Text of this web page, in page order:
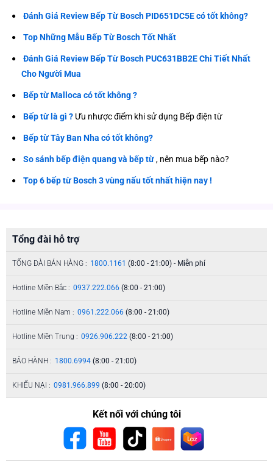
Đánh Giá Review Bếp Từ Bosch PID651DC5E có tốt không?
Top Những Mẫu Bếp Từ Bosch Tốt Nhất
Đánh Giá Review Bếp Từ Bosch PUC631BB2E Chi Tiết Nhất
Cho Người Mua
Bếp từ Malloca có tốt không ?
Bếp từ là gì ? Ưu nhược điểm khi sử dụng Bếp điện từ
Bếp từ Tây Ban Nha có tốt không?
So sánh bếp điện quang và bếp từ, nên mua bếp nào?
Top 6 bếp từ Bosch 3 vùng nấu tốt nhất hiện nay !
Tổng đài hỗ trợ
TỔNG ĐÀI BÁN HÀNG : 1800.1161 (8:00 - 21:00) - Miễn phí
Hotline Miền Bắc : 0937.222.066 (8:00 - 21:00)
Hotline Miền Nam : 0961.222.066 (8:00 - 21:00)
Hotline Miền Trung : 0926.906.222 (8:00 - 21:00)
BẢO HÀNH : 1800.6994 (8:00 - 21:00)
KHIẾU NẠI : 0981.966.899 (8:00 - 20:00)
Kết nối với chúng tôi